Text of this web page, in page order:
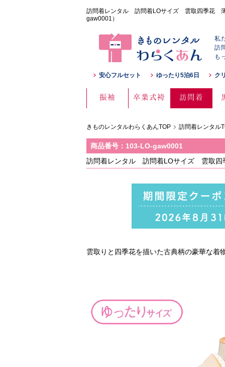
訪問着レンタル 訪問着LOサイズ 雲取四季花
gaw0001）
私
訪
も
安心フルセット ゆったり5泊6日 ク
振袖 卒業式袴 訪問着
きものレンタルわらくあんTOP 訪問着レンタル
商品番号：103-LO-gaw0001
訪問着レンタル 訪問着LOサイズ 雲取
雲取りと四季花を描いた古典柄の豪華な着